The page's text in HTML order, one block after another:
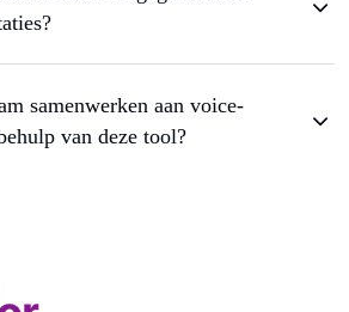
samenwerken aan voice-
van deze tool?